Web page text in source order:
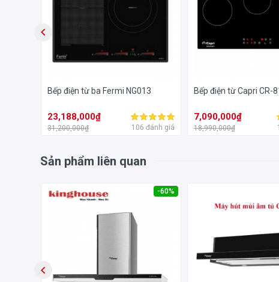
Bếp điện từ ba Fermi NG013
23,188,000₫
31,200,000₫ 106 đánh giá
Bếp điện từ Capri CR-
7,090,000₫
18,990,000₫
Sản phẩm liên quan
-60%